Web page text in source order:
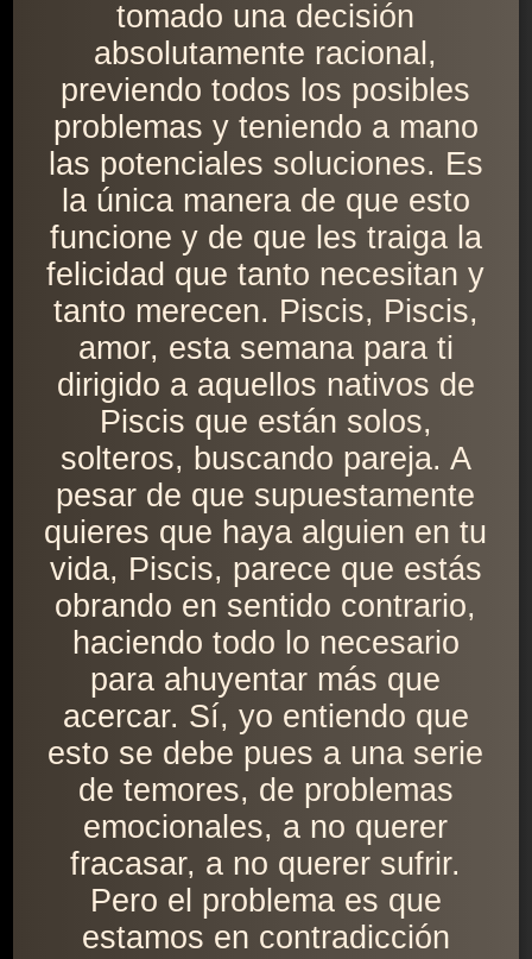
tomado una decisión
absolutamente racional,
previendo todos los posibles
problemas y teniendo a mano
las potenciales soluciones. Es
la única manera de que esto
funcione y de que les traiga la
felicidad que tanto necesitan y
tanto merecen. Piscis, Piscis,
amor, esta semana para ti
dirigido a aquellos nativos de
Piscis que están solos,
solteros, buscando pareja. A
pesar de que supuestamente
quieres que haya alguien en tu
vida, Piscis, parece que estás
obrando en sentido contrario,
haciendo todo lo necesario
para ahuyentar más que
acercar. Sí, yo entiendo que
esto se debe pues a una serie
de temores, de problemas
emocionales, a no querer
fracasar, a no querer sufrir.
Pero el problema es que
estamos en contradicción